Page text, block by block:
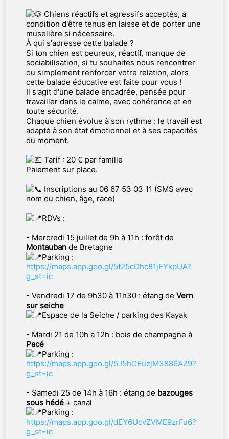
Chiens réactifs et agressifs acceptés, à
condition d'être tenus en laisse et de porter une
muselière si nécessaire.
À qui s'adresse cette balade ?
Si ton chien est peureux, réactif, manque de
sociabilisation, si tu souhaites nous rencontrer
ou simplement renforcer votre relation, alors
cette balade éducative est faite pour vous !
Il s'agit d'une balade encadrée, pensée pour
travailler dans le calme, avec cohérence et en
toute sécurité.
Chaque chien évolue à son rythme : le travail est
adapté à son état émotionnel et à ses capacités
du moment.
Tarif : 20 € par famille
Paiement sur place.
Inscriptions au 06 67 53 03 11 (SMS avec
nom du chien, âge, race)
RDVs :
- Mercredi 15 juillet de 9h à 11h : forêt de
Montauban de Bretagne
Parking :
https://maps.app.goo.gl/5t25cDhc81jFYkpUA?
g_st=ic
- Vendredi 17 de 9h30 à 11h30 : étang deVern
sur seiche
Espace de la Seiche / parking des Kayak
- Mardi 21 de 10h a 12h : bois de champagne à
Pacé
Parking :
https://maps.app.goo.gl/5J5hCEuzjM3886AZ9?
g_st=ic
- Samedi 25 de 14h à 16h : étang de bazouges
sous hédé + canal
Parking :
https://maps.app.goo.gl/dEY6UcvZVME9zrFu6?
g_st=ic